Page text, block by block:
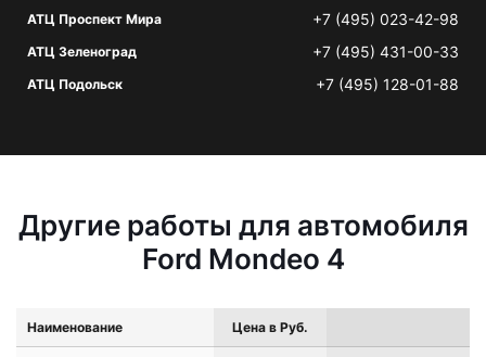
АТЦ Проспект Мира +7 (495) 023-42-98
АТЦ Зеленоград +7 (495) 431-00-33
АТЦ Подольск +7 (495) 128-01-88
Другие работы для автомобиля
Ford Mondeo 4
Наименование Цена в Руб.